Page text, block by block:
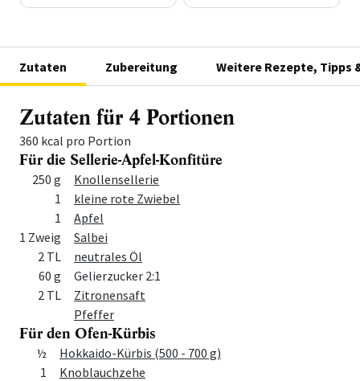
Zutaten Zubereitung Weitere Rezepte, Tipps
Zutaten für 4 Portionen
360 kcal pro Portion
Für die Sellerie-Apfel-Konfitüre
MengeZutat
250 g
Knollensellerie
1
kleine rote Zwiebel
1
Apfel
1 Zweig
Salbei
2 TL
neutrales Öl
60 g
Gelierzucker 2:1
2 TL
Zitronensaft
Pfeffer
Für den Ofen-Kürbis
Menge Zutat
½
Hokkaido-Kürbis (500 - 700 g)
1
Knoblauchzehe